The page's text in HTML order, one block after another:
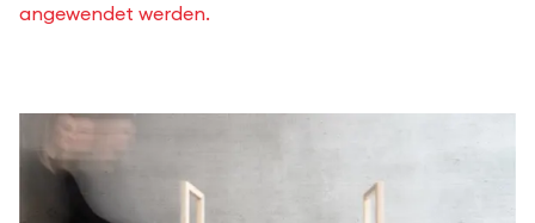
angewendet werden.